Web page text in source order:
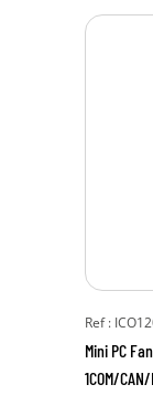
Ref :
Mini PC
1COM/